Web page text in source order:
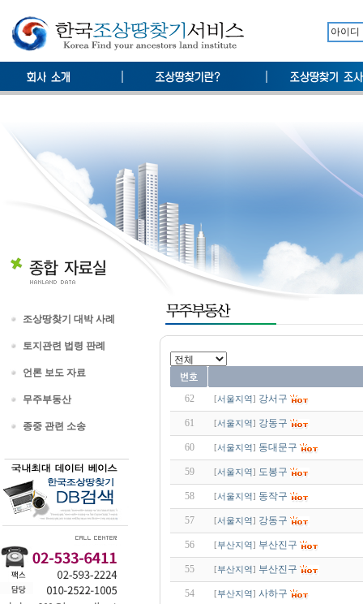
조상땅찾기 대박 사례
토지관련 법령 판례
언론 보도 자료
무주부동산
종중 관련 소송
62 [서울지역] 강서구
61 [서울지역] 강동구
60 [서울지역] 동대문구
59 [서울지역] 도봉구
58 [서울지역] 동작구
57 [서울지역] 강동구
56 [부산지역] 부산진구
55 [부산지역] 부산진구
54 [부산지역] 사하구